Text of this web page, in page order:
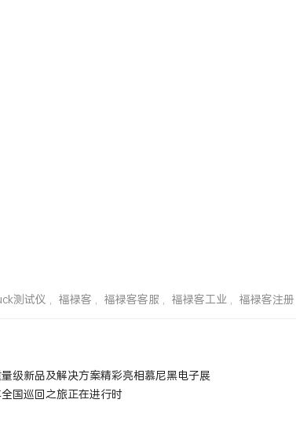
测试仪 , 福禄客 , 福禄客客服 , 福禄客工业 , 福禄客注册
级新品及解决方案精彩亮相慕尼黑电子展
国巡回之旅正在进行时